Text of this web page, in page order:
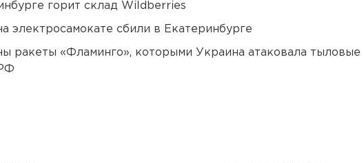
горит склад Wildberries
электросамокате сбили в Екатеринбурге
ракеты «Фламинго», которыми Украина атаковала тыловые